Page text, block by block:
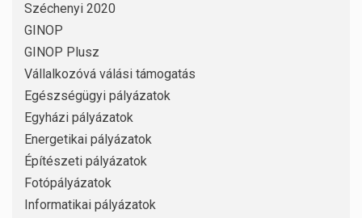
Széchenyi 2020
GINOP
GINOP Plusz
Vállalkozóvá válási támogatás
Egészségügyi pályázatok
Egyházi pályázatok
Energetikai pályázatok
Építészeti pályázatok
Fotópályázatok
Informatikai pályázatok